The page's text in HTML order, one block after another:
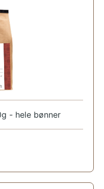
- hele bønner